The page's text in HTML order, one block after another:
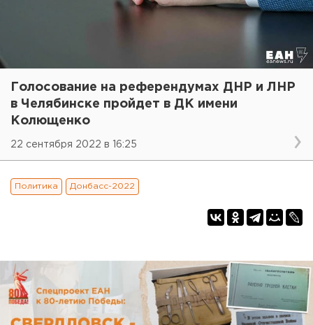
Голосование на референдумах ДНР и ЛНР
в Челябинске пройдет в ДК имени
Колющенко
22 сентября 2022 в 16:25
Политика Донбасс-2022